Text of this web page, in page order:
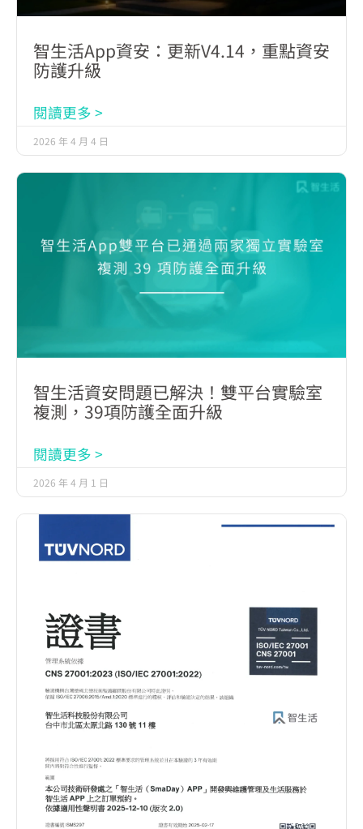
智生活App資安：更新V4.14，重點資安
防護升級
閱讀更多 >
2026 年 4 月 4 日
智生活資安問題已解決！雙平台實驗室
複測，39項防護全面升級
閱讀更多 >
2026 年 4 月 1 日